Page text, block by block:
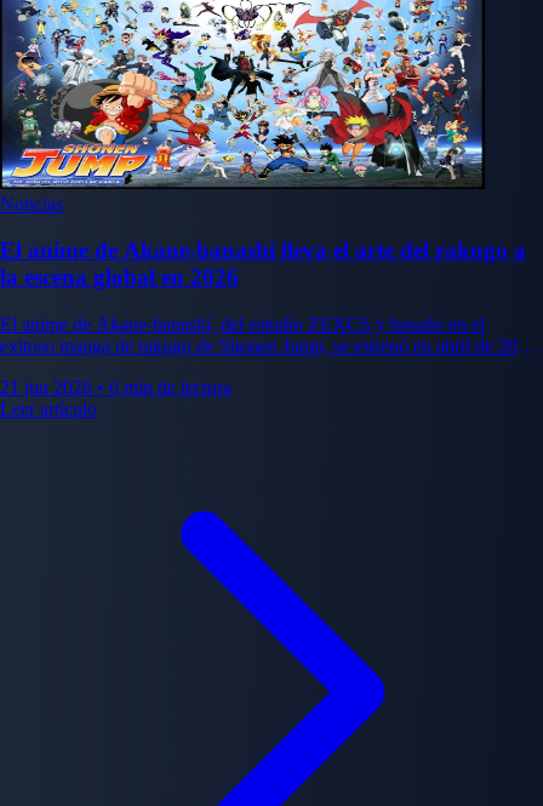
Noticias
El anime de Akane-banashi lleva el arte del rakugo a
la escena global en 2026
El anime de Akane-banashi, del estudio ZEXCS y basado en el
exitoso manga de rakugo de Shonen Jump, se estrenó en abril de 2026
21 jun 2026 • 6 min de lectura
Leer artículo